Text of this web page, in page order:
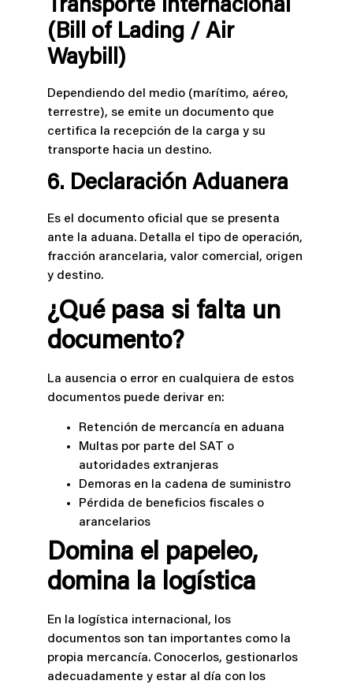
Transporte Internacional
(Bill of Lading / Air
Waybill)
Dependiendo del medio (marítimo, aéreo,
terrestre), se emite un documento que
certifica la recepción de la carga y su
transporte hacia un destino.
6. Declaración Aduanera
Es el documento oficial que se presenta
ante la aduana. Detalla el tipo de operación,
fracción arancelaria, valor comercial, origen
y destino.
¿Qué pasa si falta un
documento?
La ausencia o error en cualquiera de estos
documentos puede derivar en:
Retención de mercancía en aduana
Multas por parte del SAT o
autoridades extranjeras
Demoras en la cadena de suministro
Pérdida de beneficios fiscales o
arancelarios
Domina el papeleo,
domina la logística
En la logística internacional, los
documentos son tan importantes como la
propia mercancía. Conocerlos, gestionarlos
adecuadamente y estar al día con los